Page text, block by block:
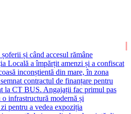
și când accesul rămâne
Locală a împărțit amenzi și a confiscat
inconștientă din mare, în zona
contractul de finanțare pentru
la CT BUS. Angajații fac primul pas
infrastructură modernă și
pentru a vedea expoziția